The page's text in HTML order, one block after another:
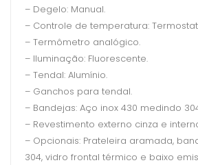
– Degelo: Manual.
– Controle de temperatura:
– Termômetro analógico.
– Iluminação: Fluorescente.
– Tendal: Alumínio.
– Ganchos para tendal.
– Bandejas: Aço inox 430 medindo
– Revestimento externo cinza e
– Opcionais: Prateleira aramada,
304, vidro frontal térmico e baixo